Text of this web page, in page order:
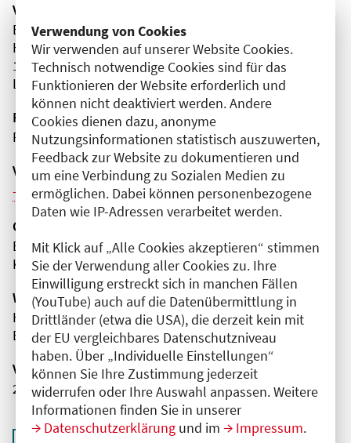
Verwendung von Cookies
Wir verwenden auf unserer Website Cookies.
Technisch notwendige Cookies sind für das
Funktionieren der Website erforderlich und
können nicht deaktiviert werden. Andere
Cookies dienen dazu, anonyme
Nutzungsinformationen statistisch auszuwerten,
Feedback zur Website zu dokumentieren und
um eine Verbindung zu Sozialen Medien zu
ermöglichen. Dabei können personenbezogene
Daten wie IP-Adressen verarbeitet werden.
Mit Klick auf „Alle Cookies akzeptieren“ stimmen
Sie der Verwendung aller Cookies zu. Ihre
Einwilligung erstreckt sich in manchen Fällen
(YouTube) auch auf die Datenübermittlung in
Drittländer (etwa die USA), die derzeit kein mit
der EU vergleichbares Datenschutzniveau
haben. Über „Individuelle Einstellungen“
können Sie Ihre Zustimmung jederzeit
widerrufen oder Ihre Auswahl anpassen. Weitere
Informationen finden Sie in unserer
Datenschutzerklärung und im Impressum.
Veranstaltungsort
Ev. Krankenhaus Königin Elisabeth Herzberge
Herzbergstraße
10365 Berlin
Lichtenberg
Fortbildungsformat
Präsenz
Veranstaltungsreihe
Weitere Veranstaltungen dieser Reihe (2)
Organisator(en)
Evangelisches Krankenhaus
Königin Elisabeth Herzberge gGmbH
Wissenschaftliche Leitung
Herr Dr. med. Christoph Schade
Evangelisches Krankenhaus
Veranstaltungsnummer
2761102026025960078